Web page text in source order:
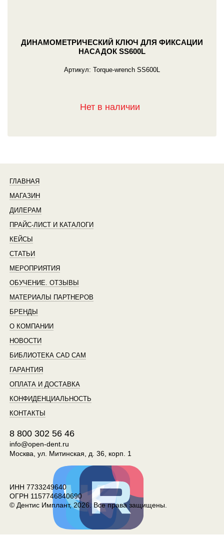
ДИНАМОМЕТРИЧЕСКИЙ КЛЮЧ ДЛЯ ФИКСАЦИИ
НАСАДОК SS600L
Артикул: Torque-wrench SS600L
Нет в наличии
ГЛАВНАЯ
МАГАЗИН
ДИЛЕРАМ
ПРАЙС-ЛИСТ И КАТАЛОГИ
КЕЙСЫ
СТАТЬИ
МЕРОПРИЯТИЯ
ОБУЧЕНИЕ. ОТЗЫВЫ
МАТЕРИАЛЫ ПАРТНЕРОВ
БРЕНДЫ
О КОМПАНИИ
НОВОСТИ
БИБЛИОТЕКА CAD CAM
ГАРАНТИЯ
ОПЛАТА И ДОСТАВКА
КОНФИДЕНЦИАЛЬНОСТЬ
КОНТАКТЫ
8 800 302 56 46
info@open-dent.ru
Москва, ул. Митинская, д. 36, корп. 1
ИНН 7733249640
ОГРН 1157746840690
© Дентис Имплант, 2026. Все права защищены.